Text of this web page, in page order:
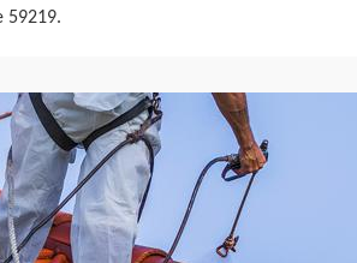
59219.